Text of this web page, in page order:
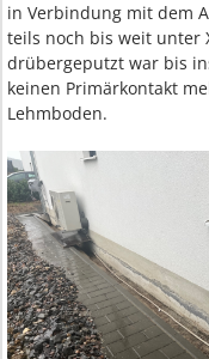
in Verbindung mit dem
teils noch bis weit unter
drübergeputzt war bis
keinen Primärkontakt
Lehmboden.